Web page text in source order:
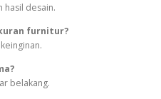
hasil desain.
furnitur?
belakang.